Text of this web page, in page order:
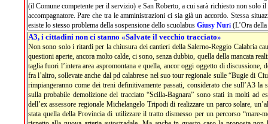
(il Comune competente per il servizio) e San Roberto, a cui sarà richiesto non solo
accompagnatore. Pare che tra le amministrazioni ci sia già un accordo. Stessa
esiste lo stesso problema della sospensione dello scuolabus Giusy Nuri(L’Ora
A3, i cittadini non ci stanno «Salvate il vecchio tracciato»
Non sono solo i ritardi per la chiusura dei cantieri della Salerno-Reggio Calabria
questioni aperte, ancora molto calde, ci sono, senza dubbio, quella della mancata
taglia fuori l’intera area aspromontana e quella, ancor oggi oggetto di
fra l’altro, sollevate anche dal pd calabrese nel suo tour regionale sulle “Bugie di
rimpiangeranno come dei treni definitivamente passati, considerato che sull’A3
sulla probabile demolizione del tracciato “Scilla-Bagnara” sono stati in molti ad
dell’ex assessore regionale Michelangelo Tripodi di realizzare un parco solare,
stata quella della Provincia di utilizzare il tratto dismesso per un percorso “mare-